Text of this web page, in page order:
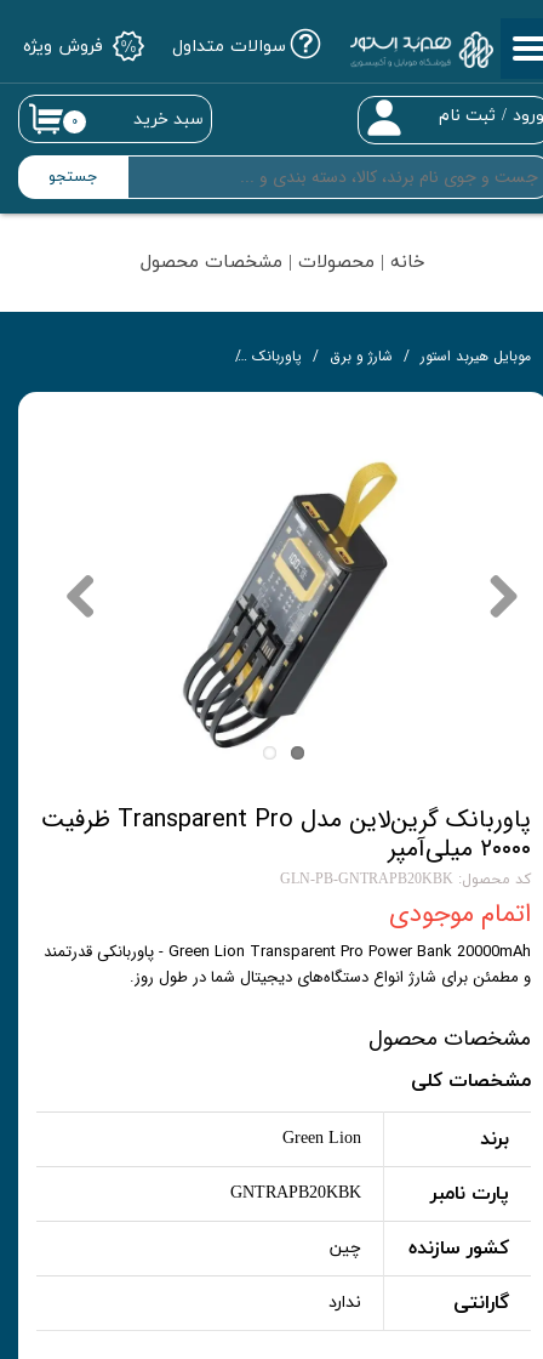
جستجو
/ ثبت نام
حساب کاربری من
تغییر گذر واژه
سفارشات
خروج از حساب کاربری
۰ سبد خرید
سوالات متداول فروش ویژه
خانه | محصولات | مشخصات محصول
موبایل هیربد استور شارژ و برق پاوربانک
پاوربانک گرین‌لاین مدل Transparent Pro ظرفیت
۲۰۰۰۰ میلی‌آمپر
کد محصول: GLN-PB-GNTRAPB20KBK
اتمام موجودی
Green Lion Transparent Pro Power Bank 20000mAh - پاوربانکی قدرتمند
و مطمئن برای شارژ انواع دستگاه‌های دیجیتال شما در طول روز.
مشخصات محصول
مشخصات کلی
برند Green Lion
پارت نامبر GNTRAPB20KBK
کشور سازنده چین
گارانتی ندارد